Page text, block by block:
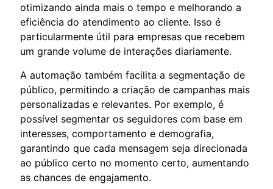
otimizando ainda mais o tempo e melhorando a
eficiência do atendimento ao cliente. Isso é
particularmente útil para empresas que recebem
um grande volume de interações diariamente.
A automação também facilita a segmentação de
público, permitindo a criação de campanhas mais
personalizadas e relevantes. Por exemplo, é
possível segmentar os seguidores com base em
interesses, comportamento e demografia,
garantindo que cada mensagem seja direcionada
ao público certo no momento certo, aumentando
as chances de engajamento.